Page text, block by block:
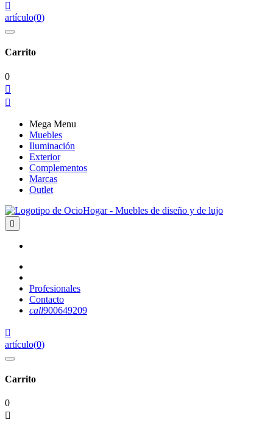

artículo(0)
Carrito
0


Mega Menu
Muebles
Iluminación
Exterior
Complementos
Marcas
Outlet

Profesionales
Contacto
call900649209

artículo(0)
Carrito
0
